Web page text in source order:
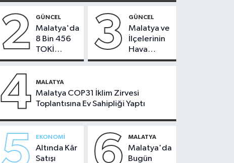
2 GÜNCEL
Malatya'da
8 Bin 456
TOKİ
Konutunun
Bugün
Çekiliyor
3 GÜNCEL
Malatya ve
İlçelerinin
Hava
Durumu -
2026
4 MALATYA
Malatya COP31 İklim Zirvesi
Toplantısına Ev Sahipliği Yaptı
EKONOMI
Altında Kâr
Satışı
MALATYA
Malatya'da
Bugün